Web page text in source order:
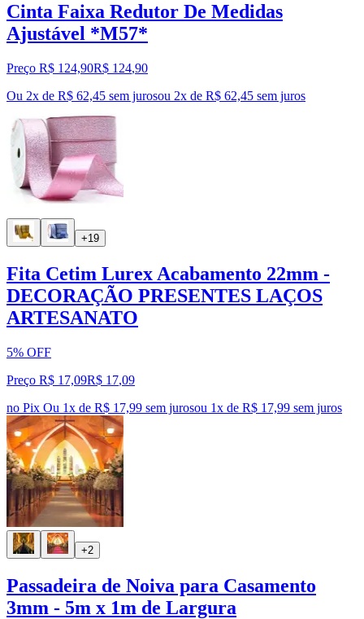
Cinta Faixa Redutor De Medidas
Ajustável *M57*
Preço R$ 124,90R$ 124,90
Ou 2x de R$ 62,45 sem jurosou 2x de R$ 62,45 sem juros
+19
Fita Cetim Lurex Acabamento 22mm -
DECORAÇÃO PRESENTES LAÇOS
ARTESANATO
5% OFF
Preço R$ 17,09R$ 17,09
no Pix Ou 1x de R$ 17,99 sem jurosou 1x de R$ 17,99 sem juros
+2
Passadeira de Noiva para Casamento
3mm - 5m x 1m de Largura